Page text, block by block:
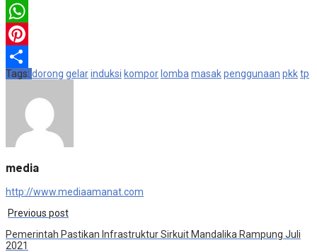
Email
WhatsApp
Pinterest
Share
Tags: dorong gelarinduksi kompor lomba masakpenggunaan pkktp
media
http://www.mediaamanat.com
Previous post
Pemerintah Pastikan Infrastruktur Sirkuit Mandalika Rampung Juli
2021